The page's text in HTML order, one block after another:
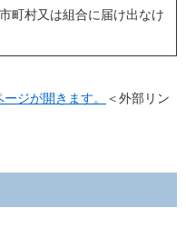
町村又は組合に届け出なけ
ジが開きます。
＜外部リン